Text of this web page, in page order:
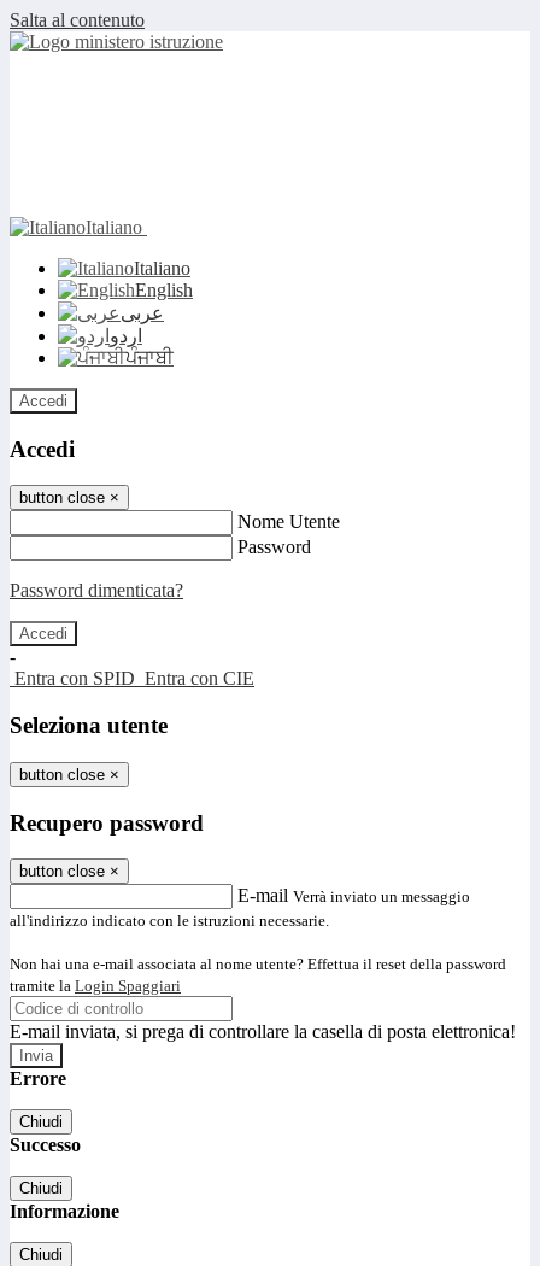
Salta al contenuto
Italiano
Italiano
English
عربى
اردو
ਪੰਜਾਬੀ
Accedi
Accedi
button close ×
Nome Utente
Password
Password dimenticata?
-
Entra con SPID Entra con CIE
Seleziona utente
button close ×
Recupero password
button close ×
E-mail Verrà inviato un messaggio
all'indirizzo indicato con le istruzioni necessarie.
Non hai una e-mail associata al nome utente? Effettua il reset della password
tramite la Login Spaggiari
E-mail inviata, si prega di controllare la casella di posta elettronica!
Errore
Chiudi
Successo
Chiudi
Informazione
Chiudi